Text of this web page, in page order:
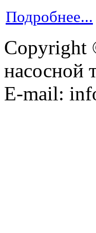
Подробнее...
Copyright
насосной
E-mail: